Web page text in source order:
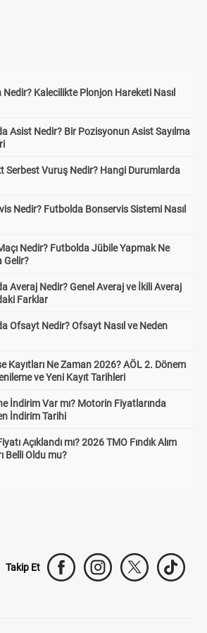
Nedir? Kalecilikte Plonjon Hareketi Nasıl
Asist Nedir? Bir Pozisyonun Asist Sayılma
Serbest Vuruş Nedir? Hangi Durumlarda
Nedir? Futbolda Bonservis Sistemi Nasıl
Nedir? Futbolda Jübile Yapmak Ne
Gelir?
Averaj Nedir? Genel Averaj ve İkili Averaj
Farklar
Ofsayt Nedir? Ofsayt Nasıl ve Neden
Kayıtları Ne Zaman 2026? AÖL 2. Dönem
ve Yeni Kayıt Tarihleri
İndirim Var mı? Motorin Fiyatlarında
İndirim Tarihi
Açıklandı mı? 2026 TMO Fındık Alım
Belli Oldu mu?
Takip Et